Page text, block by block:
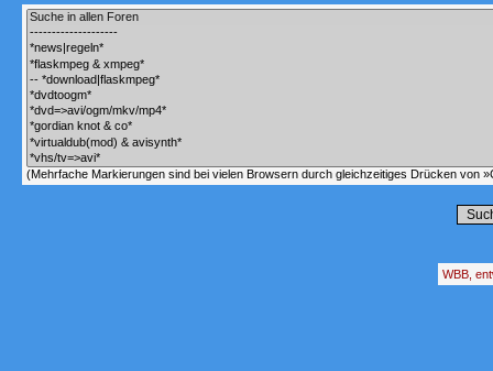
(Mehrfache Markierungen sind bei vielen Browsern durch gleichzeitiges Drücken von
WBB,